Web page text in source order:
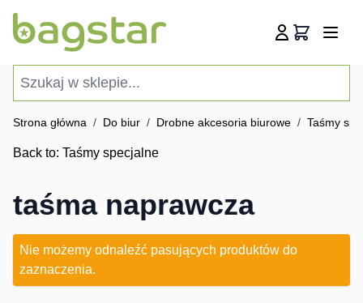
Koszyk
Strona główna / Do biur / Drobne akcesoria biurowe / Taśmy
Back to: Taśmy specjalne
taśma naprawcza
Nie możemy odnaleźć pasujących produktów do
zaznaczenia.